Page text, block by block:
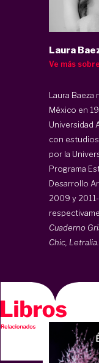
Laura
Ve más
Laura Baeza
México en
Universidad
con
por la
Programa
Desarrollo
2009 y
Cuaderno
Chic,